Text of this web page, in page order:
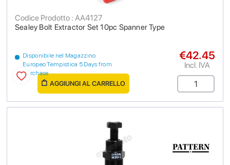
Sealey Bolt Extractor Set 10pc Spanner Type
Codice Prodotto : AA4127
Disponibile nel Magazzino
Europeo Tempistica 5 Days from
purchase
€42.45
Incl. IVA
AGGIUNGI AL CARRELLO